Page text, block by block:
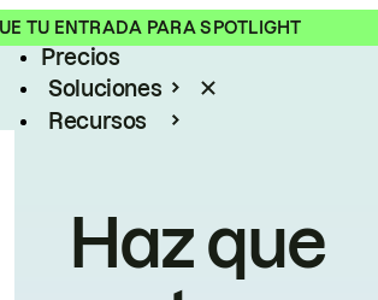
TU ENTRADA PARA SPOTLIGHT
Producto
Precios
Soluciones
Recursos
Haz que